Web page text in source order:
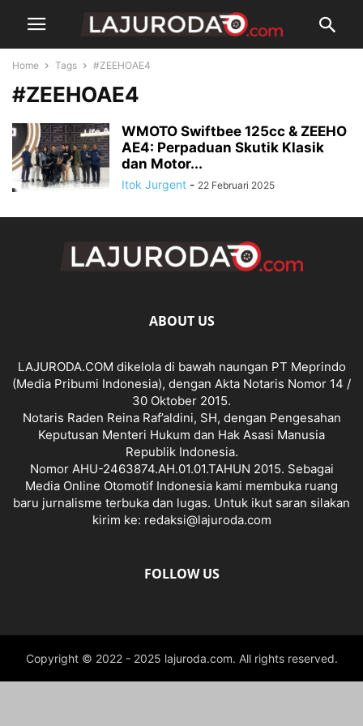
Home Tags #ZEEHOAE4
#ZEEHOAE4
WMOTO Swiftbee 125cc & ZEEHO
AE4: Perpaduan Skutik Klasik
dan Motor...
Itok Jurgent - 22 Februari 2025
ABOUT US
LAJURODA.COM dikelola di bawah naungan PT Meprindo
(Media Pribumi Indonesia), dengan Akta Notaris Nomor 14 /
30 Oktober 2015.
Notaris Raden Reina Raf’aldini, SH, dengan Pengesahan
Keputusan Menteri Hukum dan Hak Asasi Manusia
Republik Indonesia.
Nomor AHU-2463874.AH.01.01.TAHUN 2015. Sebagai
Media Online Otomotif Indonesia kami membuka ruang
baru jurnalisme terbuka dan lugas. Untuk ikut saran silakan
kirim ke: redaksi@lajuroda.com
FOLLOW US
Copyright © 2022 - 2025 lajuroda.com. All rights reserved.